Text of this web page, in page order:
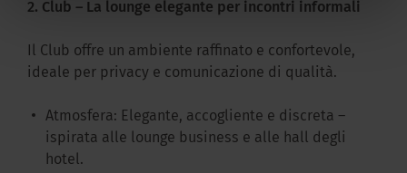
2. Club – La lounge elegante per incontri informali
Il Club offre un ambiente raffinato e confortevole,
ideale per privacy e comunicazione di qualità.
Atmosfera: Elegante, accogliente e discreta –
ispirata alle lounge business e alle hall degli
hotel.